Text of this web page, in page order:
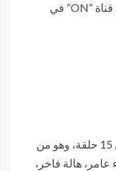
في النصف الأول من شهر رمضان، وعلى قناة “ON” في
مسلسل “الأميرة ظل – حيطة” مكون من 15 حلقة، وهو من
هالة فاخر،